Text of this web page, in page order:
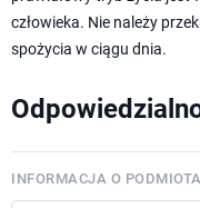
człowieka. Nie należy
spożycia w ciągu dnia.
INFORMACJA O